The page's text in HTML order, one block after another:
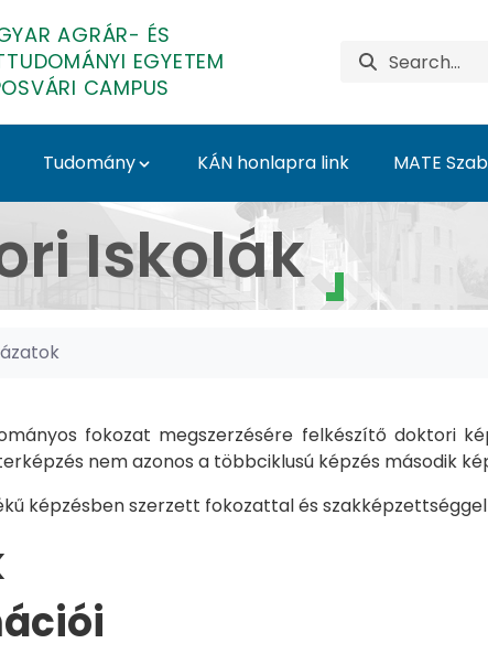
AGRÁR- ÉS
EGYETEM
CAMPUS
Tudomány KÁN honlapra link MATE
Iskolák
fokozat megszerzésére felkészítő doktori
nem azonos a többciklusú képzés második
képzésben szerzett fokozattal és